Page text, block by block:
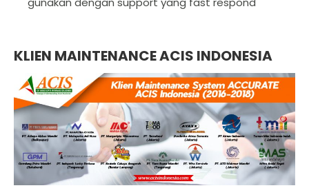
KLIEN MAINTENANCE ACIS INDONESIA